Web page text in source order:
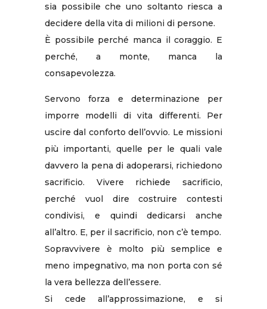
sia possibile che uno soltanto riesca a
decidere della vita di milioni di persone.
È possibile perché manca il coraggio. E
perché, a monte, manca la
consapevolezza.
Servono forza e determinazione per
imporre modelli di vita differenti. Per
uscire dal conforto dell’ovvio. Le missioni
più importanti, quelle per le quali vale
davvero la pena di adoperarsi, richiedono
sacrificio. Vivere richiede sacrificio,
perché vuol dire costruire contesti
condivisi, e quindi dedicarsi anche
all’altro. E, per il sacrificio, non c’è tempo.
Sopravvivere è molto più semplice e
meno impegnativo, ma non porta con sé
la vera bellezza dell’essere.
Si cede all’approssimazione, e si